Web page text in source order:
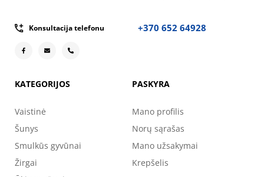
Konsultacija telefonu +370 652 64928
KATEGORIJOS
Vaistinė
Šunys
Smulkūs gyvūnai
Žirgai
PASKYRA
Mano profilis
Norų sąrašas
Mano užsakymai
Krepšelis